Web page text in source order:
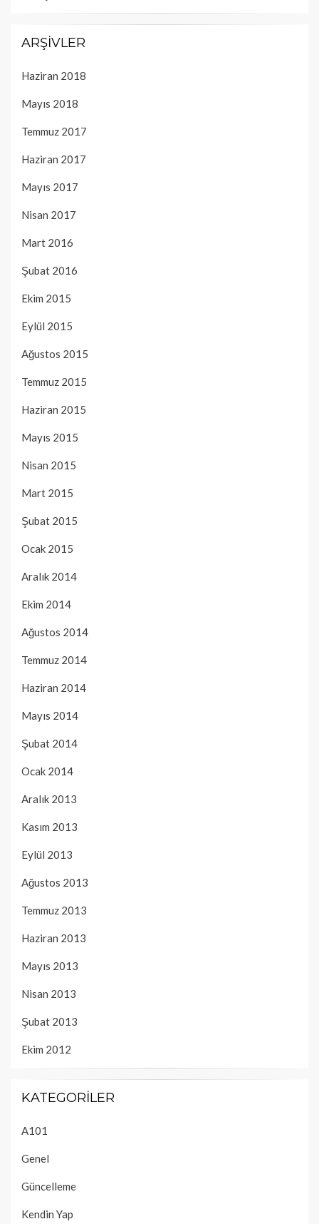
ARŞIVLER
Haziran 2018
Mayıs 2018
Temmuz 2017
Haziran 2017
Mayıs 2017
Nisan 2017
Mart 2016
Şubat 2016
Ekim 2015
Eylül 2015
Ağustos 2015
Temmuz 2015
Haziran 2015
Mayıs 2015
Nisan 2015
Mart 2015
Şubat 2015
Ocak 2015
Aralık 2014
Ekim 2014
Ağustos 2014
Temmuz 2014
Haziran 2014
Mayıs 2014
Şubat 2014
Ocak 2014
Aralık 2013
Kasım 2013
Eylül 2013
Ağustos 2013
Temmuz 2013
Haziran 2013
Mayıs 2013
Nisan 2013
Şubat 2013
Ekim 2012
KATEGORILER
A101
Genel
Güncelleme
Kendin Yap